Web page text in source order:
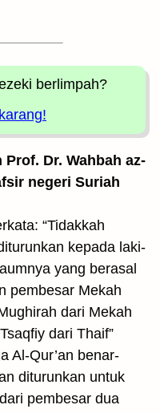
berlimpah?
Dr. Wahbah az-
negeri Suriah
“Tidakkah
kepada laki-
yang berasal
pembesar Mekah
dari Mekah
dari Thaif”
Al-Qur’an benar-
diturunkan untuk
pembesar dua